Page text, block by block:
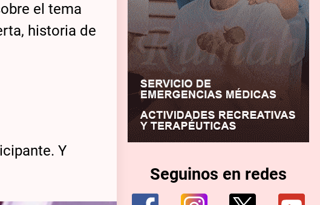
el tema
historia de
Y
Seguinos en redes